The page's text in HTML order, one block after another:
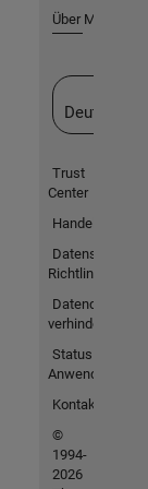
Über MathWorks
Deutschland
Trust
Center
Handelsmarken
Datenschutz-
Richtlinien
Datendiebstahl
verhindern
Status von
Anwendungen
Kontakt
©
1994-
2026